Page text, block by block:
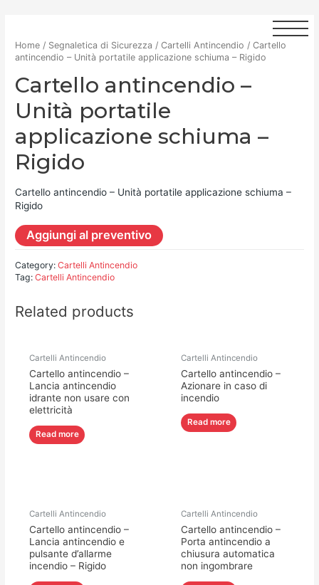
Home / Segnaletica di Sicurezza /Cartelli Antincendio / Cartello
antincendio – Unità portatile applicazione schiuma – Rigido
Cartello antincendio –
Unità portatile
applicazione schiuma –
Rigido
Cartello antincendio – Unità portatile applicazione schiuma –
Rigido
Aggiungi al preventivo
Category:Cartelli Antincendio
Tag:Cartelli Antincendio
Related products
Cartelli Antincendio
Cartello antincendio –
Lancia antincendio
idrante non usare con
elettricità
Read more
Cartelli Antincendio
Cartello antincendio –
Azionare in caso di
incendio
Read more
Cartelli Antincendio
Cartello antincendio –
Lancia antincendio e
pulsante d’allarme
incendio – Rigido
Cartelli Antincendio
Cartello antincendio –
Porta antincendio a
chiusura automatica
non ingombrare